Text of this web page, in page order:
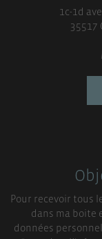
1c-1d
35517
Pour recevoir tous
dans ma boite
données